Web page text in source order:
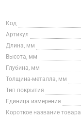
Код
Артикул
Длина, мм
Высота, мм
Глубина, мм
Толщина-металла, мм
Тип покрытия
Единица измерения
Короткое название товара